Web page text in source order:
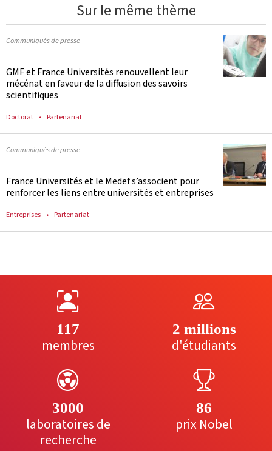
Sur le même thème
Communiqués de presse
GMF et France Universités renouvellent leur
mécénat en faveur de la diffusion des savoirs
scientifiques
Doctorat Partenariat
Communiqués de presse
France Universités et le Medef s’associent pour
renforcer les liens entre universités et entreprises
Entreprises Partenariat
117
membres
2 millions
d'étudiants
3000
laboratoires de
recherche
86
prix Nobel